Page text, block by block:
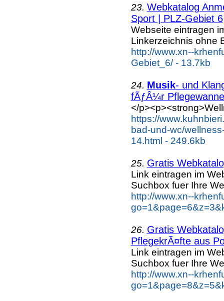
23. Webkatalog
Sport | PLZ-Gebiet 6
Webseite eintragen
Linkerzeichnis ohne
http://www.xn--
Gebiet_6/ - 13.7kb
24. Musik- und
fÃƒÂ¼r
</
https://
bad-und-wc/
14.html - 249.6kb
25. Gratis
Link eintragen im
Suchbox fuer Ihre
http://www.xn--
26. Gratis
PflegekrÃ¤fte aus
Link eintragen im
Suchbox fuer Ihre
http://www.xn--